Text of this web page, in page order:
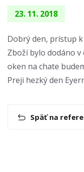
23. 11. 2018
Dobrý den, prístup
Zboží bylo dodáno
oken na chate
Preji hezký den
Späť na